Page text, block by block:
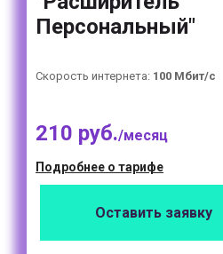
Персональный"
Скорость интернета: 100 Мбит/с
210 руб./месяц
Подробнее о тарифе
Оставить заявку